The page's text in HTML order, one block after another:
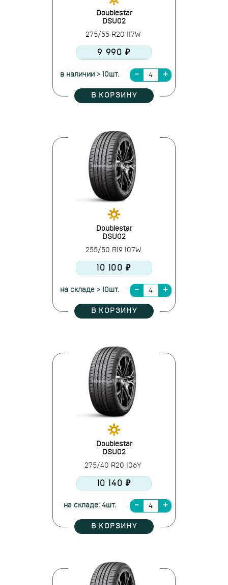
Doublestar
DSU02
275/55 R20 117W
9 990 ₽
в наличии > 10шт.
В КОРЗИНУ
Doublestar
DSU02
255/50 R19 107W
10 100 ₽
на складе > 10шт.
В КОРЗИНУ
Doublestar
DSU02
275/40 R20 106Y
10 140 ₽
на складе: 4шт.
В КОРЗИНУ